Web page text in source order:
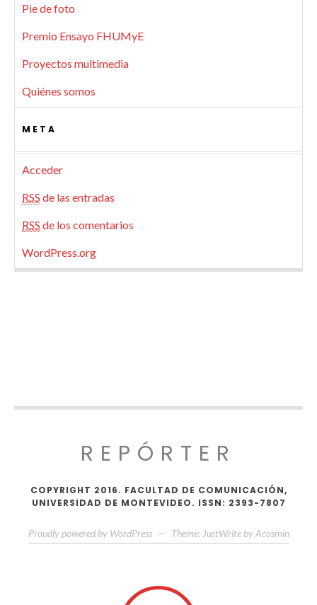
Pie de foto
Premio Ensayo FHUMyE
Proyectos multimedia
Quiénes somos
META
Acceder
RSS de las entradas
RSS de los comentarios
WordPress.org
REPÓRTER
COPYRIGHT 2016. FACULTAD DE COMUNICACIÓN,
UNIVERSIDAD DE MONTEVIDEO. ISSN: 2393-7807
Proudly powered by WordPress — Theme: JustWrite by Acosmin